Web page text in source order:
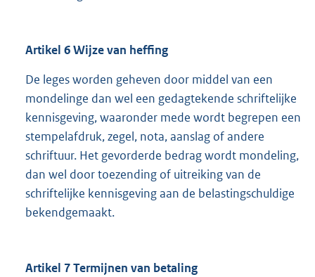
Artikel 6 Wijze van heffing
De leges worden geheven door middel van een
mondelinge dan wel een gedagtekende schriftelijke
kennisgeving, waaronder mede wordt begrepen een
stempelafdruk, zegel, nota, aanslag of andere
schriftuur. Het gevorderde bedrag wordt mondeling,
dan wel door toezending of uitreiking van de
schriftelijke kennisgeving aan de belastingschuldige
bekendgemaakt.
Artikel 7 Termijnen van betaling